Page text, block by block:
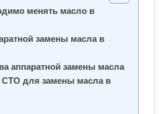
менять масло в
замены масла в
аппаратной замены масла
СТО для замены масла в